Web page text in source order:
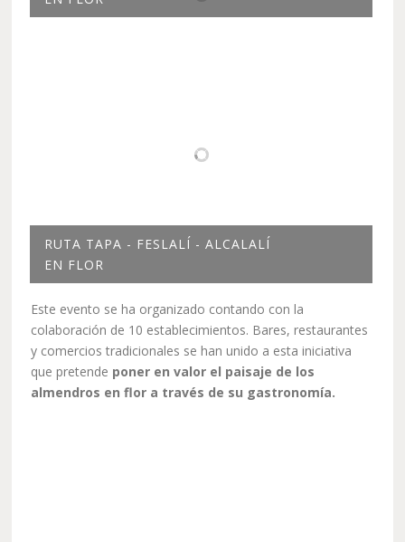
RUTA TAPA - FESLALÍ - ALCALALÍ
EN FLOR
Este evento se ha organizado contando con la
colaboración de 10 establecimientos. Bares, restaurantes
y comercios tradicionales se han unido a esta iniciativa
que pretende poner en valor el paisaje de los
almendros en flor a través de su gastronomía.